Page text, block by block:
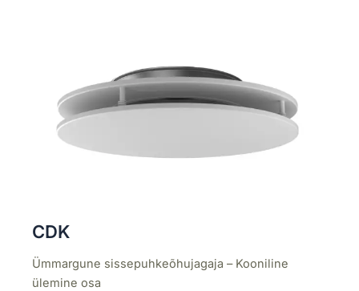
CDK
Ümmargune sissepuhkeõhujagaja – Kooniline
ülemine osa